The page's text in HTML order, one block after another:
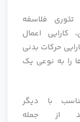
فلاسفه
کارایی اعمال
حرکات بدنی
را به نوعی یک
با دیگر
از جمله